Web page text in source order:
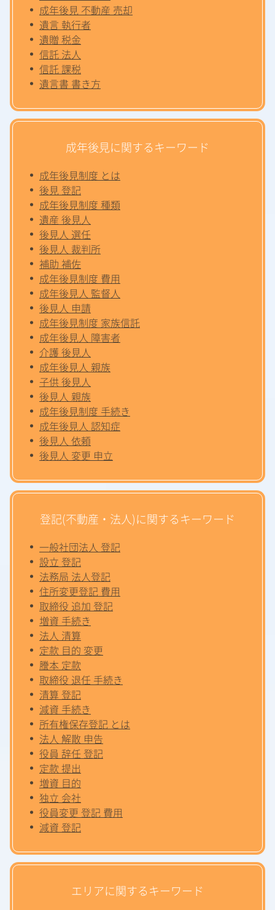
成年後見 不動産 売却
遺言 執行者
遺贈 税金
信託 法人
信託 課税
遺言書 書き方
成年後見に関するキーワード
成年後見制度 とは
後見 登記
成年後見制度 種類
遺産 後見人
後見人 選任
後見人 裁判所
補助 補佐
成年後見制度 費用
成年後見人 監督人
後見人 申請
成年後見制度 家族信託
成年後見人 障害者
介護 後見人
成年後見人 親族
子供 後見人
後見人 親族
成年後見制度 手続き
成年後見人 認知症
後見人 依頼
後見人 変更 申立
登記(不動産・法人)に関するキーワード
一般社団法人 登記
設立 登記
法務局 法人登記
住所変更登記 費用
取締役 追加 登記
増資 手続き
法人 清算
定款 目的 変更
謄本 定款
取締役 退任 手続き
清算 登記
減資 手続き
所有権保存登記 とは
法人 解散 申告
役員 辞任 登記
定款 提出
増資 目的
独立 会社
役員変更 登記 費用
減資 登記
エリアに関するキーワード